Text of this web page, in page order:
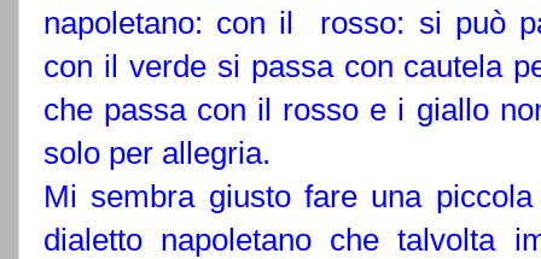
napoletano: con il
rosso: si può
con il verde si passa con cautela
che passa con il rosso e i giallo
solo per allegria.
Mi sembra giusto fare una
dialetto napoletano che talvolta